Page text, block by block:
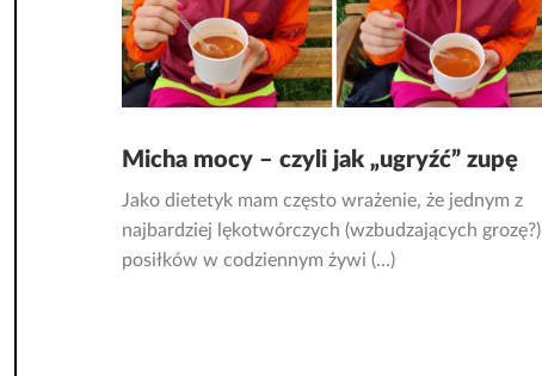
Micha mocy – czyli jak „ugryźć” zupę
Jako dietetyk mam często wrażenie, że jednym z
najbardziej lękotwórczych (wzbudzających grozę?)
posiłków w codziennym żywi (...)